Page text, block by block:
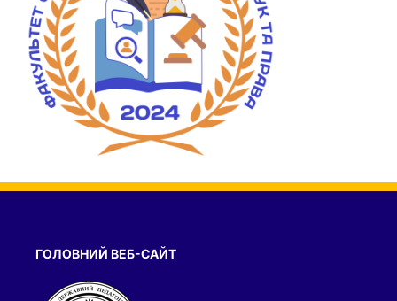
ГОЛОВНИЙ ВЕБ-САЙТ